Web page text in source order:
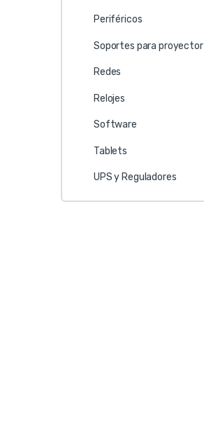
Periféricos
Soportes para proyector
Redes
Relojes
Software
Tablets
UPS y Reguladores